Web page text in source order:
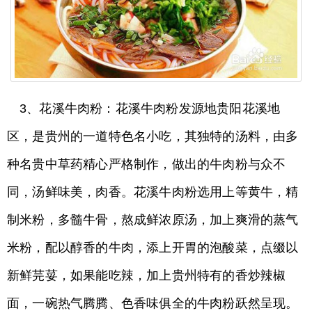
3、花溪牛肉粉：花溪牛肉粉发源地贵阳花溪地
区，是贵州的一道特色名小吃，其独特的汤料，由多
种名贵中草药精心严格制作，做出的牛肉粉与众不
同，汤鲜味美，肉香。花溪牛肉粉选用上等黄牛，精
制米粉，多髓牛骨，熬成鲜浓原汤，加上爽滑的蒸气
米粉，配以醇香的牛肉，添上开胃的泡酸菜，点缀以
新鲜芫荽，如果能吃辣，加上贵州特有的香炒辣椒
面，一碗热气腾腾、色香味俱全的牛肉粉跃然呈现。